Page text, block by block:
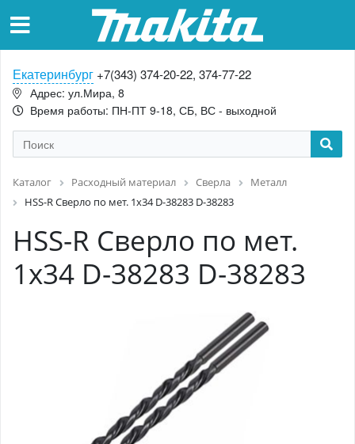
Екатеринбург +7(343) 374-20-22, 374-77-22
Адрес: ул.Мира, 8
Время работы: ПН-ПТ 9-18, СБ, ВС - выходной
Каталог Расходный материал Сверла
Металл
HSS-R Сверло по мет. 1x34 D-38283 D-38283
HSS-R Сверло по мет.
1x34 D-38283 D-38283